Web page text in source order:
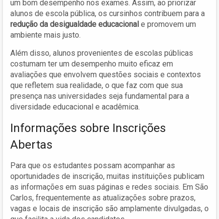
um bom desempenho nos exames. Assim, ao priorizar
alunos de escola pública, os cursinhos contribuem para a
redução da desigualdade educacional e promovem um
ambiente mais justo.
Além disso, alunos provenientes de escolas públicas
costumam ter um desempenho muito eficaz em
avaliações que envolvem questões sociais e contextos
que refletem sua realidade, o que faz com que sua
presença nas universidades seja fundamental para a
diversidade educacional e acadêmica.
Informações sobre Inscrições
Abertas
Para que os estudantes possam acompanhar as
oportunidades de inscrição, muitas instituições publicam
as informações em suas páginas e redes sociais. Em São
Carlos, frequentemente as atualizações sobre prazos,
vagas e locais de inscrição são amplamente divulgadas, o